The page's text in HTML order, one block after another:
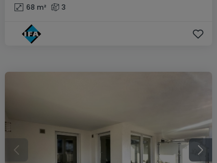
68 m² 3